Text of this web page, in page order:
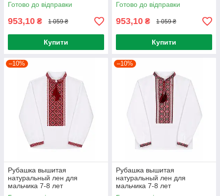
Готово до відправки
953,10 ₴ 1 059 ₴
Купити
Готово до відправки
953,10 ₴ 1 059 ₴
Купити
–10%
Рубашка вышитая
натуральный лен для
мальчика 7-8 лет
–10%
Рубашка вышитая
натуральный лен для
мальчика 7-8 лет